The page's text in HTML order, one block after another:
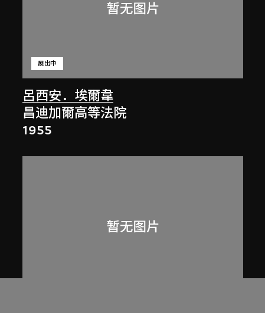
呂西安．埃爾韋
展出中
昌迪加爾高等法院
1955